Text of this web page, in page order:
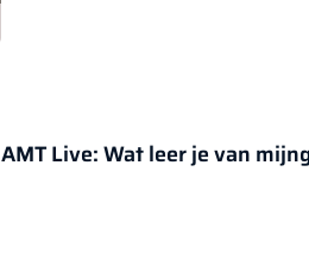
AMT Live: Wat leer je van